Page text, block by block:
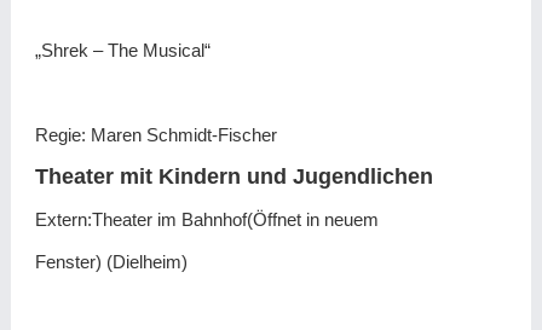
„Shrek – The Musical“
Regie: Maren Schmidt-Fischer
Theater mit Kindern und Jugendlichen
Extern:Theater im Bahnhof(Öffnet in neuem
Fenster) (Dielheim)